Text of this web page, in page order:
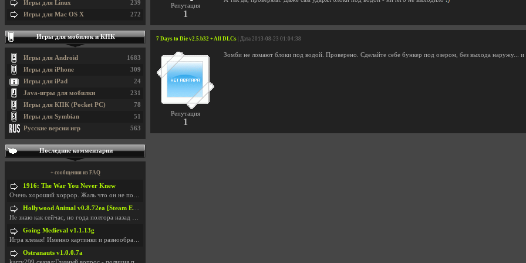
Репутация
1
7 Days to Die v2.5.b32 + All DLCs | Дата 2013-08-23 01:04:38
Репутация
1
Зомби не ломают блоки под водой. Проверено. Сделайте себе бункер под озером, без выхода наружу... и
239
Игры для Linux
272
Игры для Mac OS X
Игры для мобилок и КПК
1683
Игры для Android
309
Игры для iPhone
24
Игры для iPad
231
Java-игры для мобилки
78
Игры для КПК (Pocket PC)
51
Игры для Symbian
563
Русские версии игр
Последние комментарии
+ сообщения из FAQ
1916: The War You Never Knew
Очень хороший хоррор. Жаль что он не получил должн
Hollywood Animal v0.8.72ea [Steam Early Access]
Не знаю как сейчас, но года полтора назад игра был
Going Medieval v1.1.13g
Игра клевая! Именно картинки и разнообразия в стро
Ostranauts v1.0.0.7a